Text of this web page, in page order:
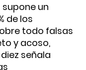
un
de los
todo falsas
y acoso,
señala